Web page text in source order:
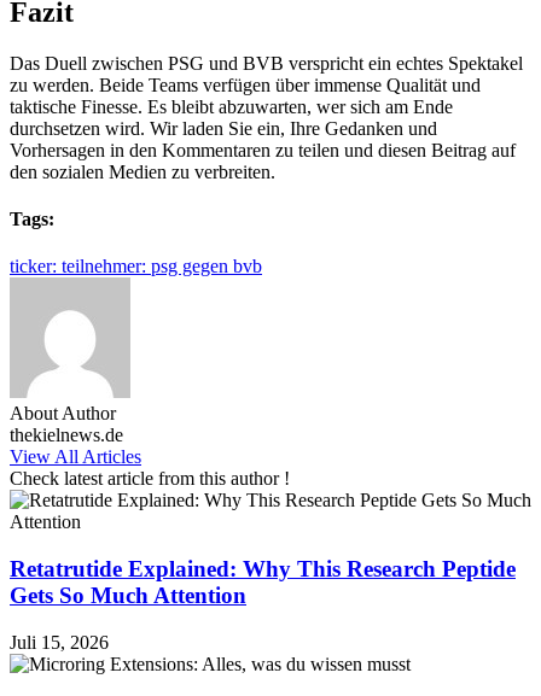
Fazit
Das Duell zwischen PSG und BVB verspricht ein echtes Spektakel
zu werden. Beide Teams verfügen über immense Qualität und
taktische Finesse. Es bleibt abzuwarten, wer sich am Ende
durchsetzen wird. Wir laden Sie ein, Ihre Gedanken und
Vorhersagen in den Kommentaren zu teilen und diesen Beitrag auf
den sozialen Medien zu verbreiten.
Tags:
ticker: teilnehmer: psg gegen bvb
About Author
thekielnews.de
View All Articles
Check latest article from this author !
Retatrutide Explained: Why This Research Peptide
Gets So Much Attention
Juli 15, 2026